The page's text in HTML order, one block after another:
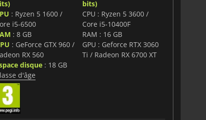
: Ryzen 5 1600 /
i5-6500
: 8 GB
: GeForce GTX 960 /
RX 560
disque: 18 GB
bits)
CPU : Ryzen 5 3600 /
Core i5-10400F
RAM : 16 GB
GPU : Geforce RTX 3060
Ti / Radeon RX 6700 XT
d'âge